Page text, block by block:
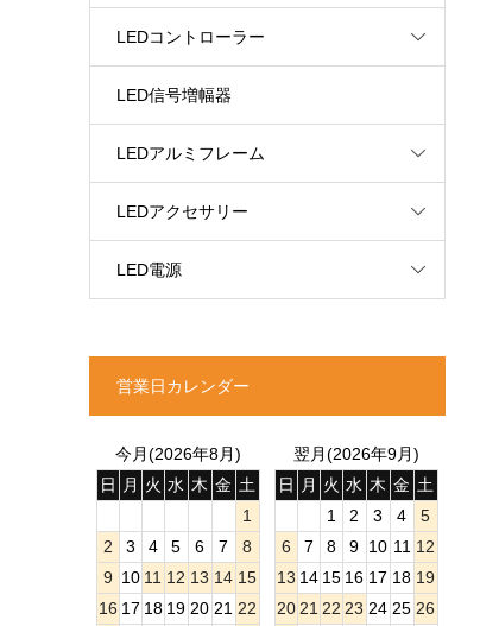
LEDコントローラー
LED信号増幅器
LEDアルミフレーム
LEDアクセサリー
LED電源
営業日カレンダー
今月(2026年8月)
日
月 火 水 木 金 土
1
2
3 4 5 6 7
8
9 10 11 12 13 14 15
16 17 18 19 20 21 22
翌月(2026年9月)
日
月 火 水 木 金 土
1
2 3 4
5
6
7 8 9 10 11 12
13 14 15 16 17 18 19
20 21 22 23 24 25 26